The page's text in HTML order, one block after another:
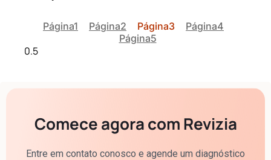
Página1 Página2 Página3 Página4
Página5
Comece agora com Revizia
Entre em contato conosco e agende um diagnóstico